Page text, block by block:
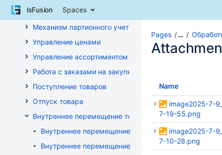
Skip
breadcrumbs
lsFusion Spaces
Работа со справочниками
Механизм партионного учета
Управление ценами
Управление ассортиментом магазинов
Работа с заказами на закупку
Поступление товаров
Отпуск товара
Внутреннее перемещение товаров
Внутреннее перемещение через документ
Внутреннее перемещение через накладные (РБ)
Pages …
Name
image2025-7-
7-19-55.png
image2025-7-
7-10-28.png